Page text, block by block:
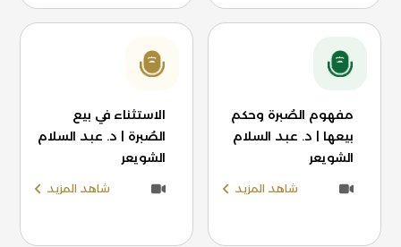
مفهوم الصُبرة وحكم
بيعها | د. عبد السلام
الشويعر
شاهد المزيد
الاستثناء في بيع
الصُبرة | د. عبد السلام
الشويعر
شاهد المزيد